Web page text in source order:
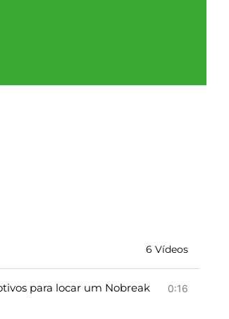
6 Vídeos
para locar um Nobreak 0:16